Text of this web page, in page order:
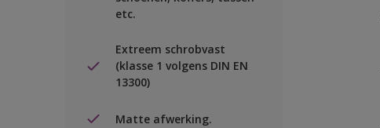
etc.
Extreem schrobvast
(klasse 1 volgens DIN EN
13300)
Matte afwerking.